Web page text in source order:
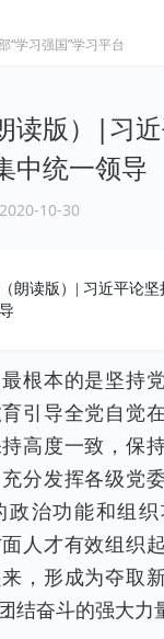
“学习强国”学习平台
读版）|习
中统一领导
2020-10-30
朗读版）| 习近平论
根本的是坚持
引导全党自觉
高度一致，保
分发挥各级党
政治功能和组
人才有效组织
，形成为夺取
结奋斗的强大力